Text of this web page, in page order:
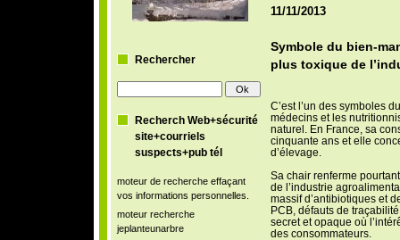
Rechercher
Recherch Web+sécurité
site+courriels
suspects+pub tél
moteur de recherche effaçant
vos informations personnelles.
moteur recherche
jeplanteunarbre
11/11/2013
Symbole du bien-
plus toxique de
C’est l’un des symboles
médecins et les
naturel. En France, sa
cinquante ans et elle
d’élevage.
Sa chair renferme
de l’industrie
massif d’antibiotiques et
PCB, défauts de
secret et opaque où
des consommateurs.